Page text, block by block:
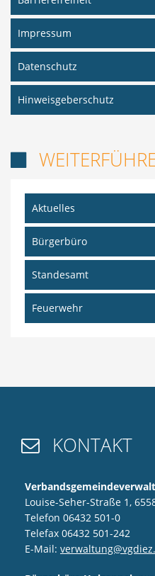
Impressum
Datenschutz
Hinweisgeberschutz
Aktuelles
Bürgerbüro
Standesamt
Feuerwehr
 KONTAKT
Louise-Seher-Straße 1,
Telefon 06432 501-0
Telefax 06432 501-242
E-Mail: